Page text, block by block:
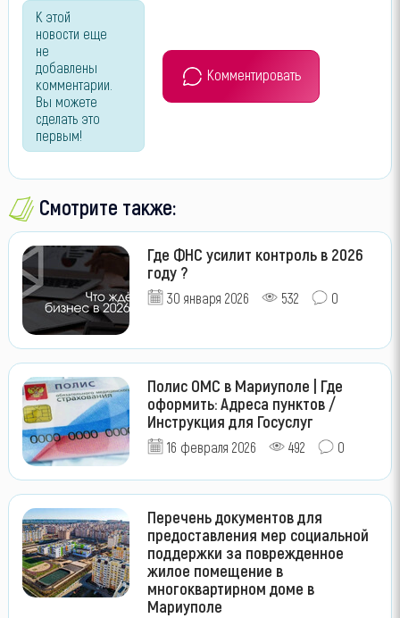
К этой
новости еще
не
добавлены
комментарии.
Вы можете
сделать это
первым!
Комментировать
Смотрите также:
Где ФНС усилит контроль в 2026
году ?
30 января 2026 532 0
Полис ОМС в Мариуполе | Где
оформить: Адреса пунктов /
Инструкция для Госуслуг
16 февраля 2026 492 0
Перечень документов для
предоставления мер социальной
поддержки за поврежденное
жилое помещение в
многоквартирном доме в
Мариуполе